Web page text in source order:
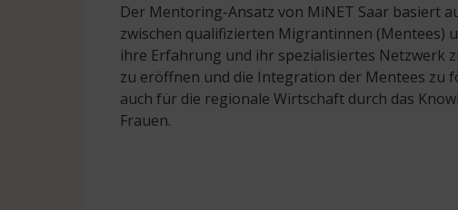
Der Mentoring-Ansatz von MiNET Saar basiert
zwischen qualifizierten Migrantinnen (Mentees)
ihre Erfahrung und ihr spezialisiertes Netzwerk
zu eröffnen und die Integration der Mentees zu
auch für die regionale Wirtschaft durch das
Frauen.